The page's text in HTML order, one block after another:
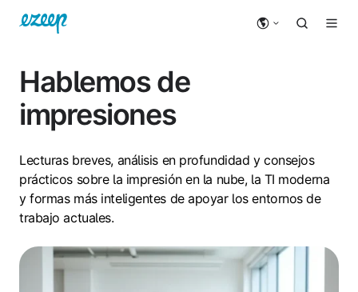
Hablemos de
impresiones
Lecturas breves, análisis en profundidad y consejos
prácticos sobre la impresión en la nube, la TI moderna
y formas más inteligentes de apoyar los entornos de
trabajo actuales.